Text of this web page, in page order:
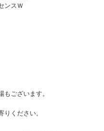
ンスＷ
ございます。
りください。